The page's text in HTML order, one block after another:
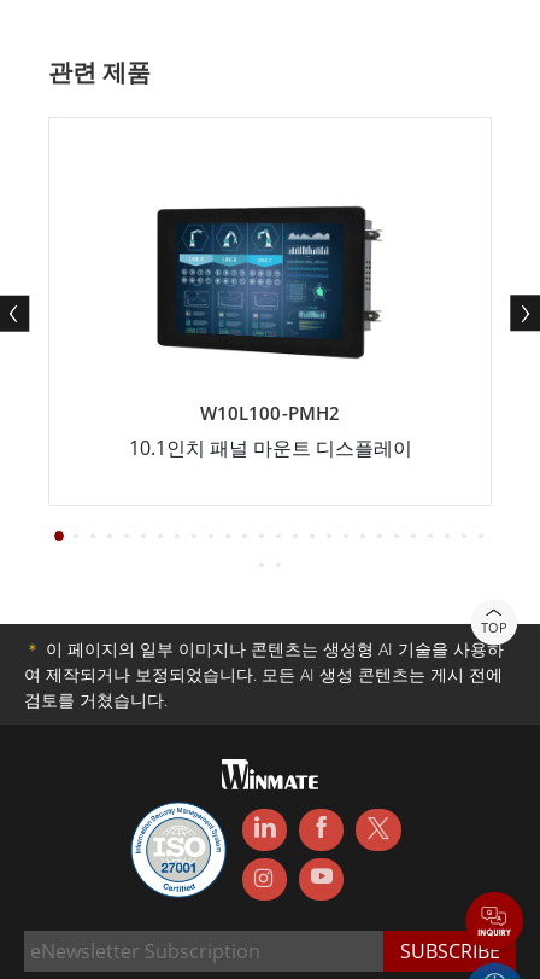
관련 제품
W10L100-PMH2
10.1인치 패널 마운트 디스플레이
TOP
＊ 이 페이지의 일부 이미지나 콘텐츠는 생성형 AI 기술을 사용하
여 제작되거나 보정되었습니다. 모든 AI 생성 콘텐츠는 게시 전에
검토를 거쳤습니다.